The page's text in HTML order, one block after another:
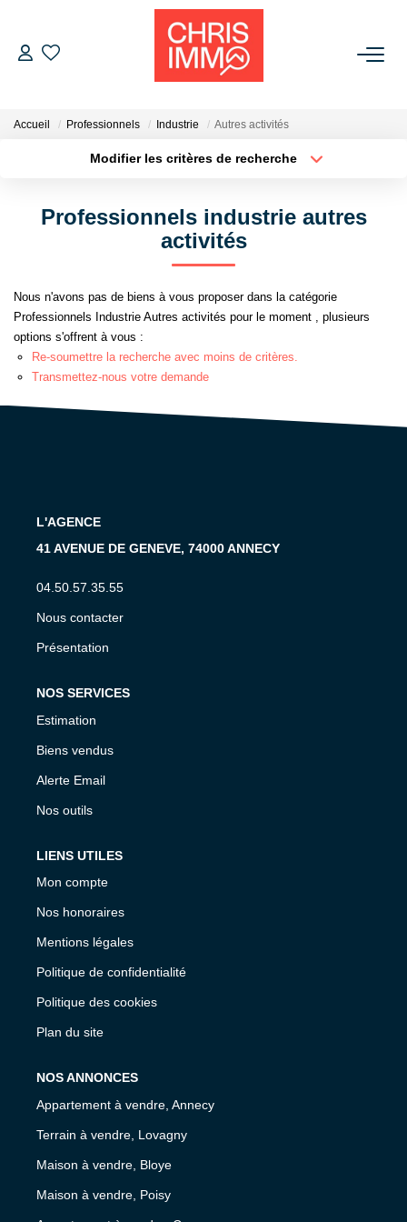
L'AGENCE
Présentation De L'agence
L'équipe
Accueil Professionnels Industrie Autres activités
Modifier les critères de recherche
Budget max
Professionnels industrie autres
activités
Nous n'avons pas de biens à vous proposer dans la catégorie
Professionnels Industrie Autres activités pour le moment , plusieurs
options s'offrent à vous :
Re-soumettre la recherche avec moins de critères.
Transmettez-nous votre demande
L'AGENCE
41 AVENUE DE GENEVE, 74000 ANNECY
04.50.57.35.55
Nous contacter
Présentation
NOS SERVICES
Estimation
Biens vendus
Alerte Email
Nos outils
LIENS UTILES
Mon compte
Nos honoraires
Mentions légales
Politique de confidentialité
Politique des cookies
Plan du site
NOS ANNONCES
Appartement à vendre, Annecy
Terrain à vendre, Lovagny
Maison à vendre, Bloye
Maison à vendre, Poisy